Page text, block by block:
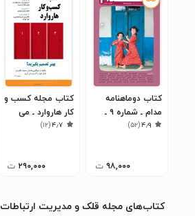
کتاب دوماهنامه
مدام ـ شماره ۹ ـ
کودکی
۴٫۹(۵۲)
۹۸,۰۰۰ ت
کتاب مجله کسب و
کار هاروارد ـ می
۲۰۱۵۴٫۷(۱۲)
۲۹۰,۰۰۰ ت
کتاب‌های مجله قلک و مدیریت ارتباطات